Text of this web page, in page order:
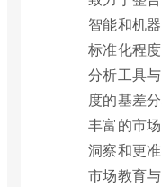
智能和机
标准化程度
分析工具
度的基差
丰富的市
洞察和更准
市场教育